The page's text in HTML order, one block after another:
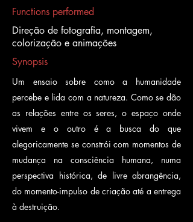
Functions performed
Direção de fotografia, montagem,
colorização e animações
Synopsis
Um ensaio sobre como a humanidade
percebe e lida com a natureza. Como se dão
as relações entre os seres, o espaço onde
vivem e o outro é a busca do que
alegoricamente se constrói com momentos de
mudança na consciência humana, numa
perspectiva histórica, de livre abrangência,
do momento-impulso de criação até a entrega
à destruição.